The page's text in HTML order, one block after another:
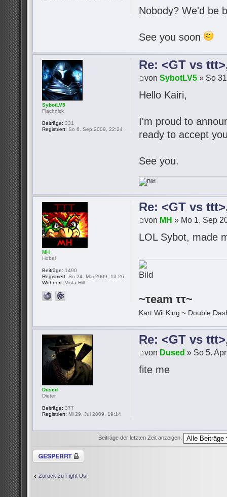
Nobody? We'd be
See you soon
Re: <GT vs
vonSybotLV5 » So
Hello Kairi,
I'm proud to
ready to accept
See you.
SybotLV5
Flachnick
Beiträge: 331
Registriert: So 6. Sep 2009, 22:24
Re: <GT vs
von MH » Mo 1. Sep
LOL Sybot, made
~τeam ττ~
Kart Wii King ~ Double
MH
Hobel
Beiträge: 1490
Registriert: So 24. Mai 2009, 13:26
Wohnort: Vista Hill
Re: <GT vs
von Dused » So 5.
fite me
Dused
Dieter
Beiträge: 377
Registriert: Mi 29. Jul 2009, 19:14
Beiträge der letzten Zeit anzeigen:
Thema gesperrt
Zurück zu Fight Us!